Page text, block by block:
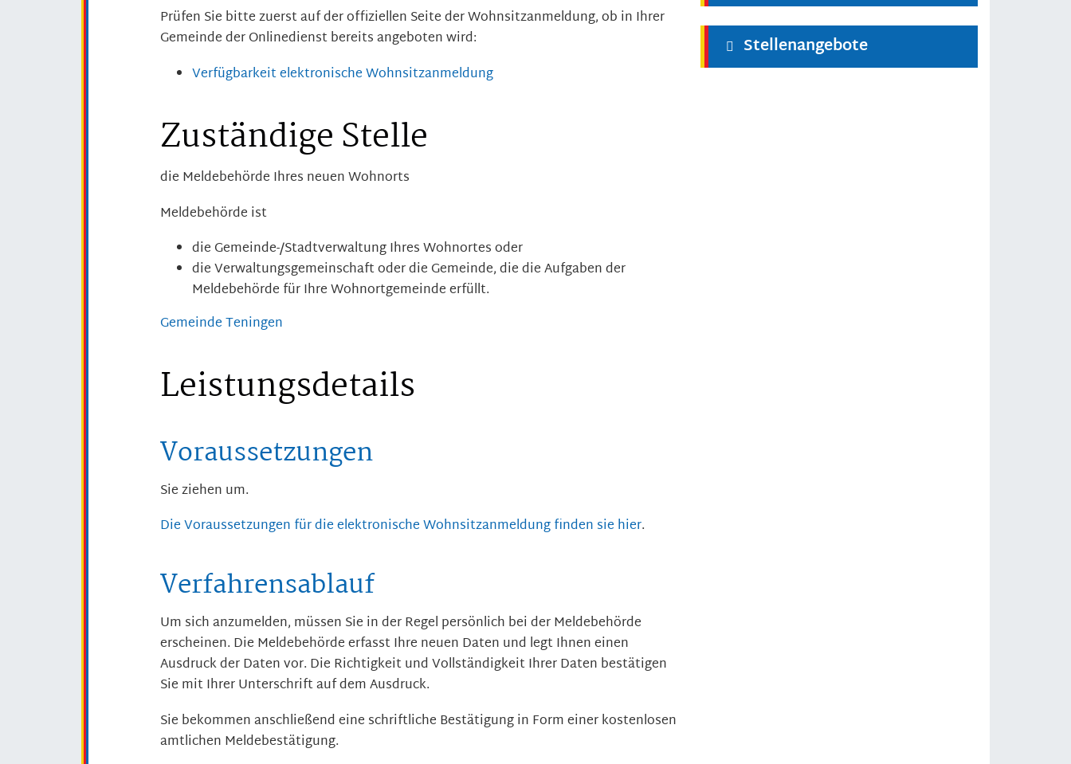
Prüfen Sie bitte zuerst auf der offiziellen Seite der Wohnsitzanmeldung, ob in Ihrer
Gemeinde der Onlinedienst bereits angeboten wird:
Verfügbarkeit elektronische Wohnsitzanmeldung
Zuständige Stelle
die Meldebehörde Ihres neuen Wohnorts
Meldebehörde ist
die Gemeinde-/Stadtverwaltung Ihres Wohnortes oder
die Verwaltungsgemeinschaft oder die Gemeinde, die die Aufgaben der
Meldebehörde für Ihre Wohnortgemeinde erfüllt.
Gemeinde Teningen
Leistungsdetails
Voraussetzungen
Sie ziehen um.
Die Voraussetzungen für die elektronische Wohnsitzanmeldung finden sie hier.
Verfahrensablauf
Um sich anzumelden, müssen Sie in der Regel persönlich bei der Meldebehörde
erscheinen. Die Meldebehörde erfasst Ihre neuen Daten und legt Ihnen einen
Ausdruck der Daten vor. Die Richtigkeit und Vollständigkeit Ihrer Daten bestätigen
Sie mit Ihrer Unterschrift auf dem Ausdruck.
Sie bekommen anschließend eine schriftliche Bestätigung in Form einer kostenlosen
amtlichen Meldebestätigung.
Stellenangebote